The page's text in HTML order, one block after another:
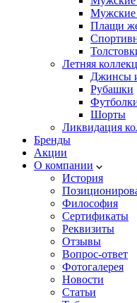
Мужские
Плащи
Летняя
Джинсы
Рубашки
Шорты
Ликвидация
Бренды
Акции
О компании
История
Философия
Сертификаты
Реквизиты
Отзывы
Вопрос-ответ
Фотогалерея
Новости
Статьи